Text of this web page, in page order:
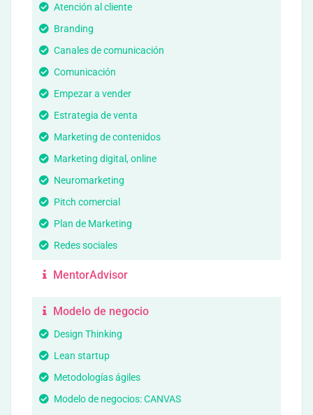
Atención al cliente
Branding
Canales de comunicación
Comunicación
Empezar a vender
Estrategia de venta
Marketing de contenidos
Marketing digital, online
Neuromarketing
Pitch comercial
Plan de Marketing
Redes sociales
MentorAdvisor
Modelo de negocio
Design Thinking
Lean startup
Metodologías ágiles
Modelo de negocios: CANVAS